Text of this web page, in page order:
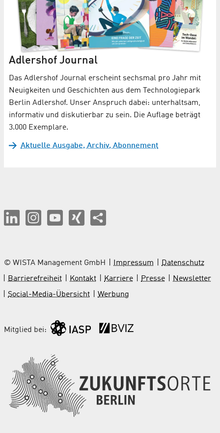
Adlershof Journal
Das Adlershof Journal erscheint sechsmal pro Jahr mit
Neuigkeiten und Geschichten aus dem Technologiepark
Berlin Adlershof. Unser Anspruch dabei: unterhaltsam,
informativ und diskutierbar zu sein. Die Auflage beträgt
3.000 Exemplare.
Aktuelle Ausgabe, Archiv, Abonnement
© WISTA Management GmbH Impressum
Datenschutz
Barrierefreiheit
Kontakt Karriere Presse
Newsletter
Social-Media-Übersicht
Werbung
Mitglied bei: